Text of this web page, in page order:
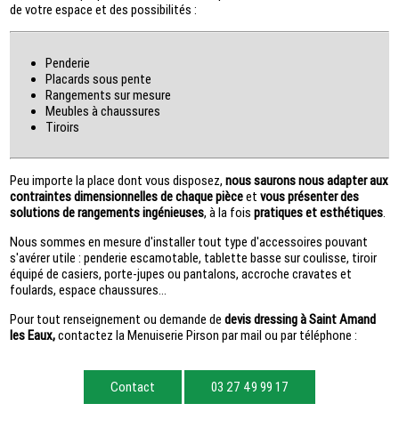
de votre espace et des possibilités :
Penderie
Placards sous pente
Rangements sur mesure
Meubles à chaussures
Tiroirs
Peu importe la place dont vous disposez,nous saurons nous adapter aux
contraintes dimensionnelles de chaque pièceetvous présenter des
solutions de rangements ingénieuses, à la foispratiques et esthétiques.
Nous sommes en mesure d'installer tout type d'accessoires pouvant
s'avérer utile : penderie escamotable, tablette basse sur coulisse, tiroir
équipé de casiers, porte-jupes ou pantalons, accroche cravates et
foulards, espace chaussures…
Pour tout renseignement ou demande dedevis dressing à Saint Amand
les Eaux,contactez la Menuiserie Pirson par mail ou par téléphone :
Contact 03 27 49 99 17